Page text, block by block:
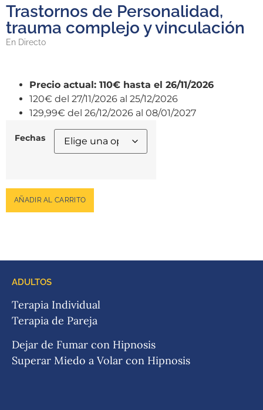
Trastornos de Personalidad,
trauma complejo y vinculación
En Directo
110€ hasta el 26/11/2026
120€ del 27/11/2026 al 25/12/2026
129,99€ del 26/12/2026 al 08/01/2027
Fechas
AÑADIR AL CARRITO
ADULTOS
Terapia Individual
Terapia de Pareja
Dejar de Fumar con Hipnosis
Superar Miedo a Volar con Hipnosis